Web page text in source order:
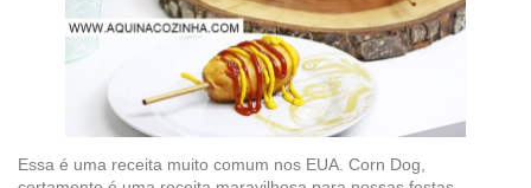
Essa é uma receita muito comum nos EUA. Corn Dog,